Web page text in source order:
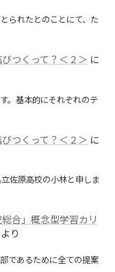
られたとのことにて、た
つくって？＜２＞ に
。基本的にそれぞれのテ
つくって？＜２＞ に
佐原高校の小林と申しま
合」概念型学習カリ
より
であるために全ての提案